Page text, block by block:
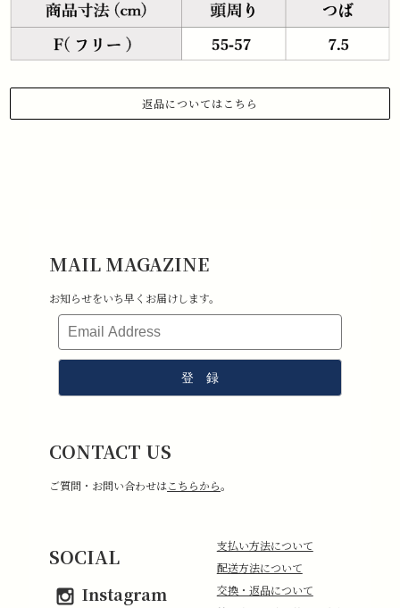
返品についてはこちら
4.室内での試着のみ（屋外・ゴルフ場で使用したものは返品不可となり
5.返品送料はお客様負担となります。その点ご了承ください。
MAIL MAGAZINE
お知らせをいち早くお届けします。
CONTACT US
ご質問・お問い合わせはこちらから。
支払い方法について
配送方法について
交換・返品について
SOCIAL
Instagram